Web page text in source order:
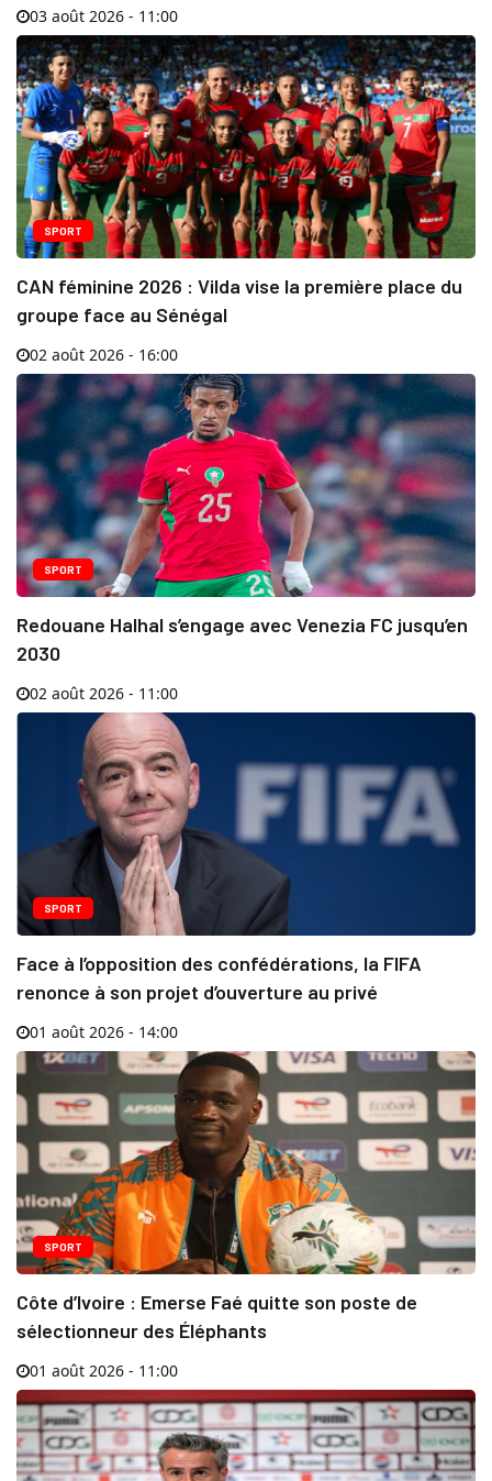
03 août 2026 - 11:00
SPORT
CAN féminine 2026 : Vilda vise la première place du
groupe face au Sénégal
02 août 2026 - 16:00
SPORT
Redouane Halhal s’engage avec Venezia FC jusqu’en
2030
02 août 2026 - 11:00
SPORT
Face à l’opposition des confédérations, la FIFA
renonce à son projet d’ouverture au privé
01 août 2026 - 14:00
SPORT
Côte d’Ivoire : Emerse Faé quitte son poste de
sélectionneur des Éléphants
01 août 2026 - 11:00